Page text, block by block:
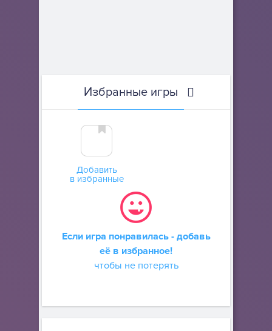
Избранные игры
Добавить
в избранные
Если игра понравилась - добавь
её в избранное!
чтобы не потерять